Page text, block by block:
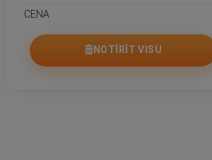
CENA
NOTĪRĪT VISU